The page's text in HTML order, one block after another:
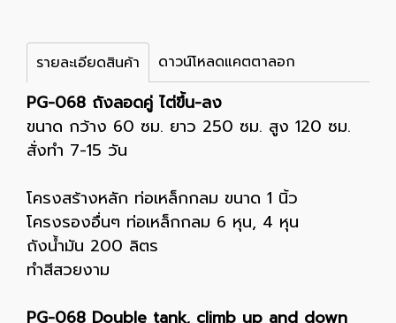
รายละเอียดสินค้า ดาวน์โหลดแคตตาลอก
PG-068 ถังลอดคู่ ไต่ขึ้น-ลง
ขนาด กว้าง 60 ซม. ยาว 250 ซม. สูง 120 ซม.
สั่งทำ 7-15 วัน
โครงสร้างหลัก ท่อเหล็กกลม ขนาด 1 นิ้ว
โครงรองอื่นๆ ท่อเหล็กกลม 6 หุน, 4 หุน
ถังน้ำมัน 200 ลิตร
ทำสีสวยงาม
PG-068 Double tank, climb up and down